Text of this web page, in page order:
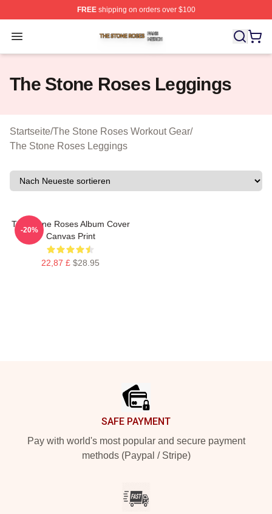
FREEshipping on orders over $100
Open menu
The Stone Roses Shop ⚡️ Officially Licensed The
The Stone Roses Leggings
Startseite/The Stone Roses Workout Gear/
The Stone Roses Leggings
The Stone Roses Album Cover
Canvas Print
22,87 £ $28.95
-20%
SAFE PAYMENT
Pay with world's most popular and secure payment
methods (Paypal / Stripe)